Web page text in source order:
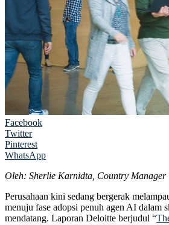
Facebook
Twitter
Pinterest
WhatsApp
Oleh: Sherlie Karnidta, Country Manager
Perusahaan kini sedang bergerak
menuju fase adopsi penuh agen AI dalam
mendatang. Laporan Deloitte berjudul “